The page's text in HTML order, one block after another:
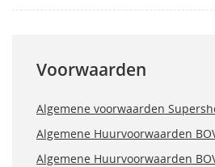
Voorwaarden
Algemene voorwaarden
Algemene Huurvoorwaarden
Algemene Huurvoorwaarden